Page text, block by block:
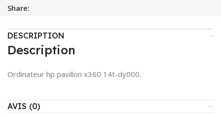
Share:
DESCRIPTION
Description
Ordinateur hp pavillon x360 14t-dy000.
AVIS (0)